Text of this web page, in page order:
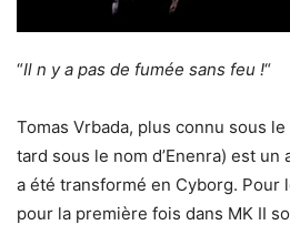
“Il n y a pas de fumée sans feu !“
Tomas Vrbada, plus connu sous
tard sous le nom d’Enenra) est un
a été transformé en Cyborg. Pour
pour la première fois dans MK II